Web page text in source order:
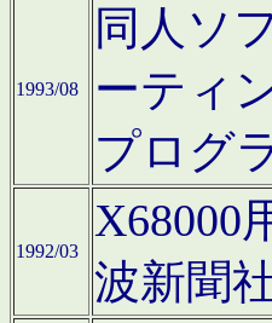
1993/08
同人ソ
ーティ
プログ
1992/03
X68000
波新聞